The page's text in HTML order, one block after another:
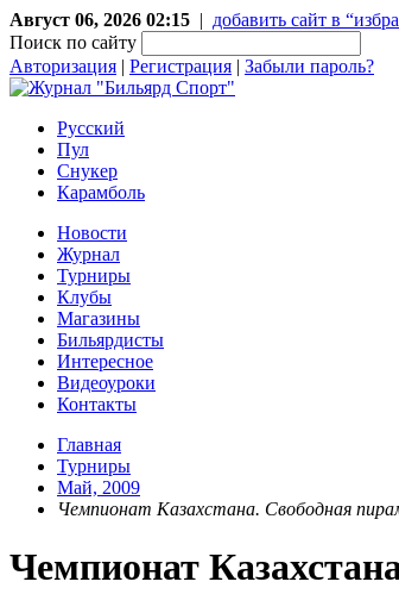
Август 06, 2026 02:15 | добавить сайт в
Поиск по сайту
Авторизация | Регистрация | Забыли пароль?
Русский
Пул
Снукер
Карамболь
Новости
Журнал
Турниры
Клубы
Магазины
Бильярдисты
Интересное
Видеоуроки
Контакты
Главная
Турниры
Май, 2009
Чемпионат Казахстана. Свободная
Чемпионат